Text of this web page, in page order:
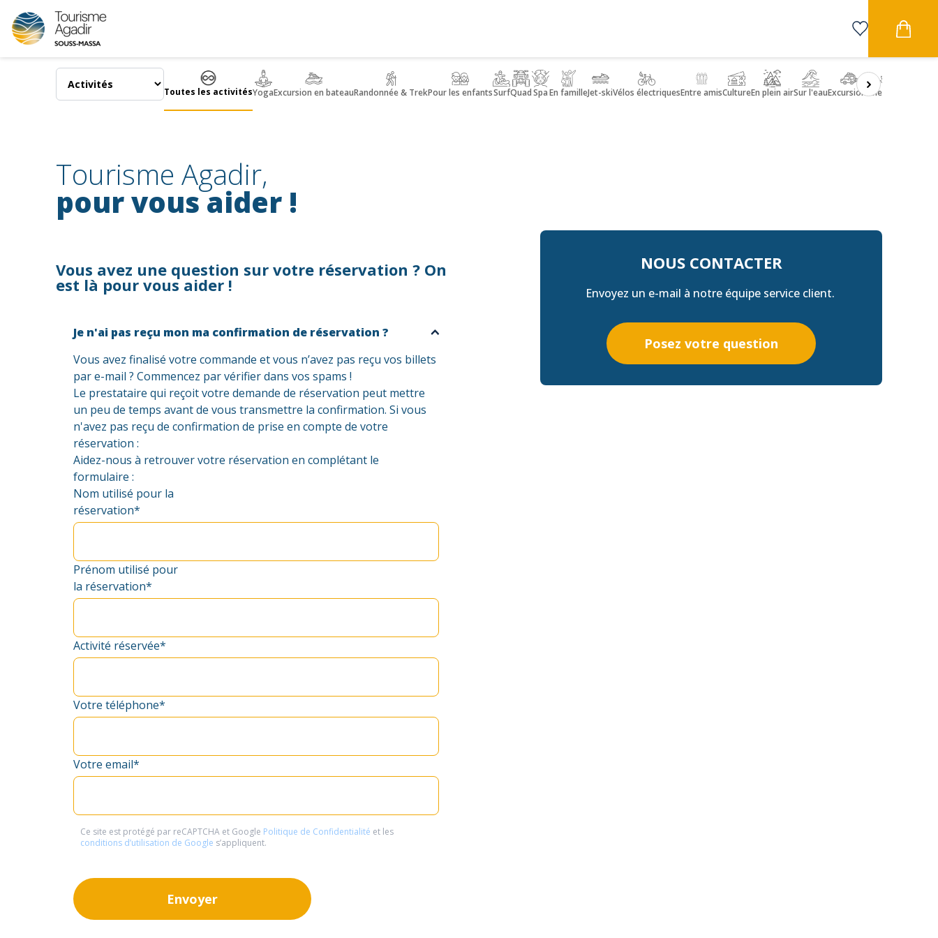
Panneau de gestion des cookies
Toutes les activitésYogaExcursion en bateauRandonnée & TrekPour les enfantsSurfQuadSpaEn familleJet-skiVélos électriquesEntre amisCultureEn plein airSur l'eauExcursions Bien-être
Tourisme Agadir,
pour vous aider !
Vous avez une question sur votre réservation ? On
est là pour vous aider !
Je n'ai pas reçu mon ma confirmation de réservation ?
Vous avez finalisé votre commande et vous n’avez pas reçu vos billets
par e-mail ? Commencez par vérifier dans vos spams !
Le prestataire qui reçoit votre demande de réservation peut mettre
un peu de temps avant de vous transmettre la confirmation. Si vous
n'avez pas reçu de confirmation de prise en compte de votre
réservation :
Aidez-nous à retrouver votre réservation en complétant le
formulaire :
Nom utilisé pour la
réservation*
Prénom utilisé pour
la réservation*
Activité réservée*
Votre téléphone*
Votre email*
Ce site est protégé par reCAPTCHA et Google Politique de Confidentialité et les
conditions d’utilisation de Google s’appliquent.
Envoyer
NOUS CONTACTER
Envoyez un e-mail à notre équipe service client.
Posez votre question